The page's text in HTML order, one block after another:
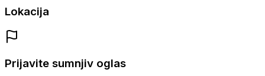
Lokacija
Prijavite sumnjiv oglas